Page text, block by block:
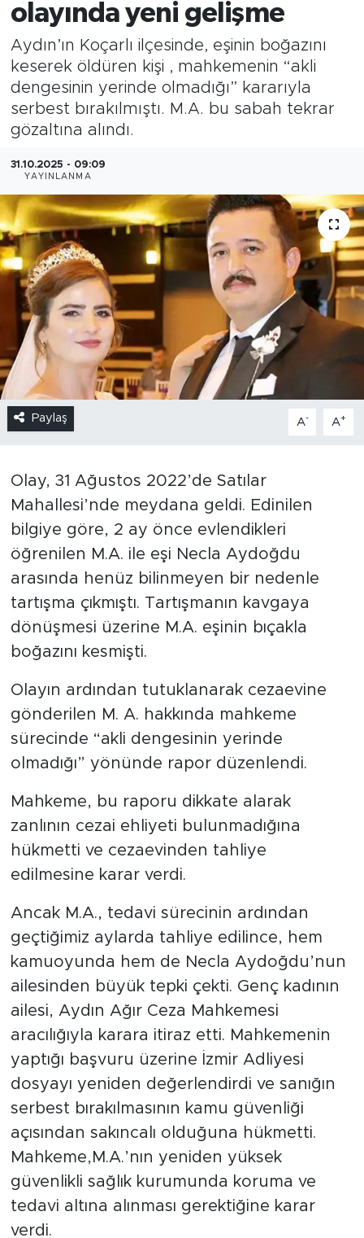
olayında yeni gelişme
Aydın’ın Koçarlı ilçesinde, eşinin boğazını
keserek öldüren kişi , mahkemenin “akli
dengesinin yerinde olmadığı” kararıyla
serbest bırakılmıştı. M.A. bu sabah tekrar
gözaltına alındı.
31.10.2025 - 09:09
YAYINLANMA
Paylaş A- A+
Olay, 31 Ağustos 2022’de Satılar
Mahallesi’nde meydana geldi. Edinilen
bilgiye göre, 2 ay önce evlendikleri
öğrenilen M.A. ile eşi Necla Aydoğdu
arasında henüz bilinmeyen bir nedenle
tartışma çıkmıştı. Tartışmanın kavgaya
dönüşmesi üzerine M.A. eşinin bıçakla
boğazını kesmişti.
Olayın ardından tutuklanarak cezaevine
gönderilen M. A. hakkında mahkeme
sürecinde “akli dengesinin yerinde
olmadığı” yönünde rapor düzenlendi.
Mahkeme, bu raporu dikkate alarak
zanlının cezai ehliyeti bulunmadığına
hükmetti ve cezaevinden tahliye
edilmesine karar verdi.
Ancak M.A., tedavi sürecinin ardından
geçtiğimiz aylarda tahliye edilince, hem
kamuoyunda hem de Necla Aydoğdu’nun
ailesinden büyük tepki çekti. Genç kadının
ailesi, Aydın Ağır Ceza Mahkemesi
aracılığıyla karara itiraz etti. Mahkemenin
yaptığı başvuru üzerine İzmir Adliyesi
dosyayı yeniden değerlendirdi ve sanığın
serbest bırakılmasının kamu güvenliği
açısından sakıncalı olduğuna hükmetti.
Mahkeme,M.A.’nın yeniden yüksek
güvenlikli sağlık kurumunda koruma ve
tedavi altına alınması gerektiğine karar
verdi.